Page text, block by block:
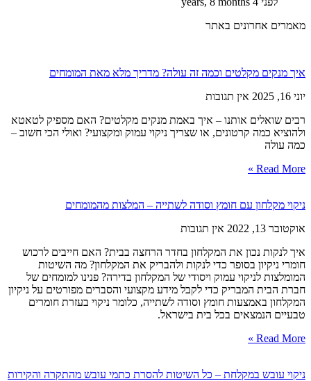
מאמרים אחרונים באתר
איך מנקים מקלטים וכמה זה עולה? מדריך מלא מאת המומחים
יוני 16, 2025
אין תגובות
רבים שואלים אותנו – איך באמת מנקים מקלטים? האם מספיק לטאטא
ולהוציא כמה קרטונים, או שצריך ניקוי עמוק ומקצועי? ואולי הכי חשוב –
כמה עולה
Read More »
ניקוי מקלחון עם חומץ וסודה לשתייה – המלצות מהמומחים
אוקטובר 13, 2022
אין תגובות
איך לנקות נכון את המקלחון בחדר הרחצה בבית? האם חייבים לרכוש
חומרי ניקיון בסופר כדי לנקות ולהבריק את המקלחון? מה השיטות
המומלצות לניקוי עמוק ויסודי של המקלחון בדירה? פנינו למומחים של
חברת הבית המבריק כדי לקבל מידע מקצועי והסברים מפורטים על ניקיון
המקלחון באמצעות חומץ וסודה לשתייה, כלומר ניקוי בעזרת חומרים
טבעיים הנמצאים בכל בית בישראל.
Read More »
ניקוי עובש במקלחת – כל השיטות להסרת כתמי עובש מהתקרה והקירות